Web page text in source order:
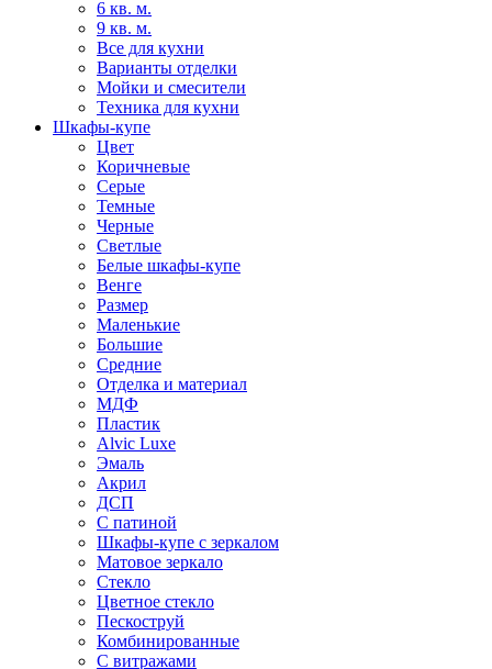
6 кв. м.
9 кв. м.
Все для кухни
Варианты отделки
Мойки и смесители
Техника для кухни
Шкафы-купе
Цвет
Коричневые
Серые
Темные
Черные
Светлые
Белые шкафы-купе
Венге
Размер
Маленькие
Большие
Средние
Отделка и материал
МДФ
Пластик
Alvic Luxe
Эмаль
Акрил
ДСП
С патиной
Шкафы-купе с зеркалом
Матовое зеркало
Стекло
Цветное стекло
Пескоструй
Комбинированные
С витражами